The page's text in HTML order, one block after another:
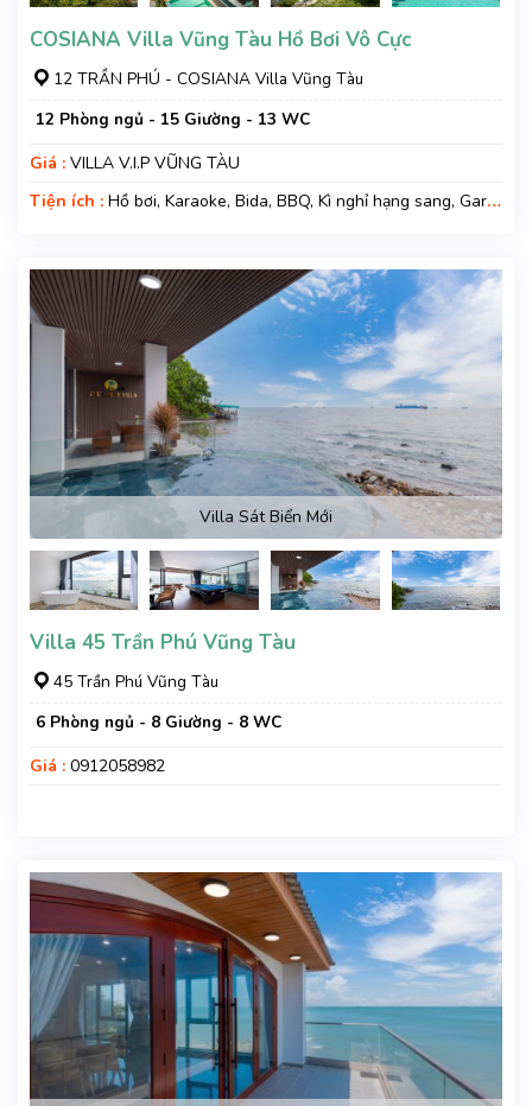
COSIANA Villa Vũng Tàu Hồ Bơi Vô Cực
12 TRẦN PHÚ - COSIANA Villa Vũng Tàu
12 Phòng ngủ - 15 Giường - 13 WC
Giá : VILLA V.I.P VŨNG TÀU
Tiện ích : Hồ bơi, Karaoke, Bida, BBQ, Kì nghỉ hạng sang, Gara
Villa Sát Biển Mới
Villa 45 Trần Phú Vũng Tàu
45 Trần Phú Vũng Tàu
6 Phòng ngủ - 8 Giường - 8 WC
Giá : 0912058982